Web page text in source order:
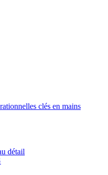
clés en mains
détail